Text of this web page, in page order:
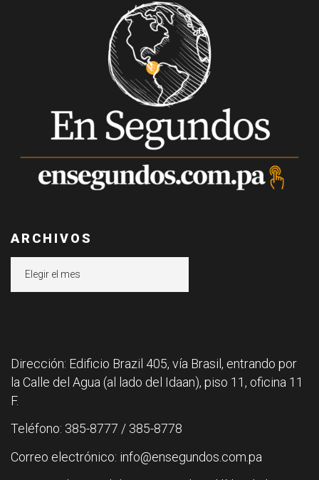
ARCHIVOS
Dirección: Edificio Brazil 405, vía Brasil, entrando por
la Calle del Agua (al lado del Idaan), piso 11, oficina 11
F.
Teléfono: 385-8777 / 385-8778
Correo electrónico: info@ensegundos.com.pa